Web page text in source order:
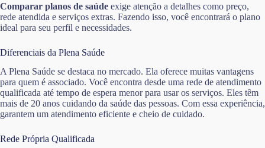
Comparar planos de saúde exige atenção a detalhes como preço,
rede atendida e serviços extras. Fazendo isso, você encontrará o plano
ideal para seu perfil e necessidades.
Diferenciais da Plena Saúde
A Plena Saúde se destaca no mercado. Ela oferece muitas vantagens
para quem é associado. Você encontra desde uma rede de atendimento
qualificada até tempo de espera menor para usar os serviços. Eles têm
mais de 20 anos cuidando da saúde das pessoas. Com essa experiência,
garantem um atendimento eficiente e cheio de cuidado.
Rede Própria Qualificada